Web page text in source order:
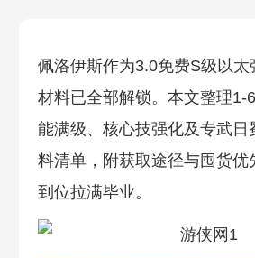
佩洛伊斯作为3.0免费S级以太
材料已全部解锁。本文整理1-
能满级、核心技强化及专武日
料清单，附获取途径与囤货优
到位拉满毕业。